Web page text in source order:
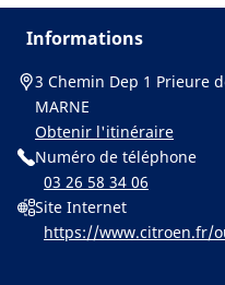
Informations
3 Chemin Dep 1 Prieure
MARNE
Obtenir l'itinéraire
Numéro de téléphone
03 26 58 34 06
Site Internet
https://www.citroen.fr/